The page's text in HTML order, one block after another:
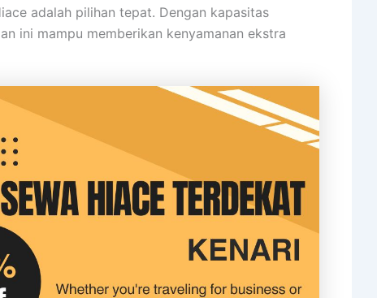
adalah pilihan tepat. Dengan kapasitas
ini mampu memberikan kenyamanan ekstra